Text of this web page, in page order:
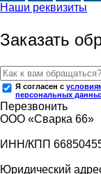
Наши реквизиты
Заказать
Я согласен с
персональных
Перезвонить
ООО «Сварка 66»
ИНН/КПП
Юридический